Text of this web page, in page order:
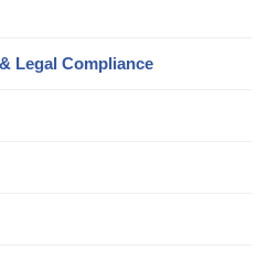
Legal Compliance